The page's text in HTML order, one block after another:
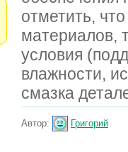
отметить,
материалов,
условия
влажности,
смазка
Автор: Григорий